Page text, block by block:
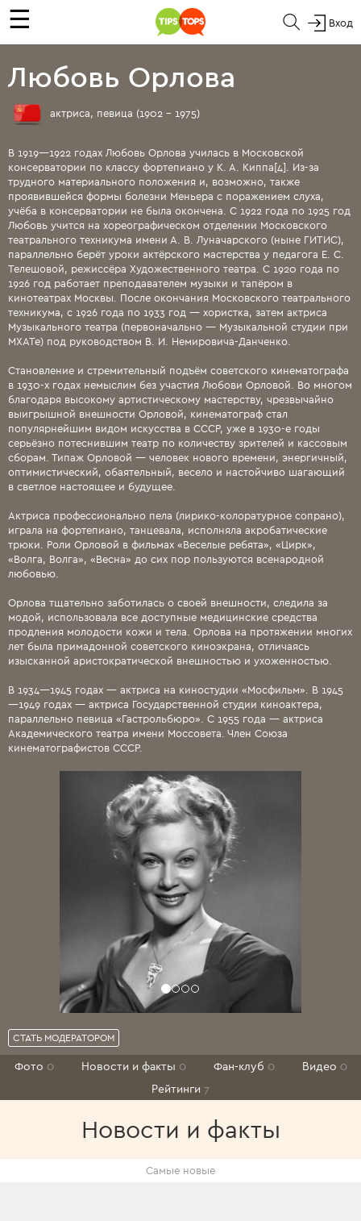
☰ Вход
Любовь Орлова
актриса, певица (1902 - 1975)
В 1919—1922 годах Любовь Орлова училась в Московской
консерватории по классу фортепиано у К. А. Киппа[4]. Из-за
трудного материального положения и, возможно, также
проявившейся формы болезни Меньера с поражением слуха,
учёба в консерватории не была окончена. С 1922 года по 1925 год
Любовь учится на хореографическом отделении Московского
театрального техникума имени А. В. Луначарского (ныне ГИТИС),
параллельно берёт уроки актёрского мастерства у педагога Е. С.
Телешовой, режиссёра Художественного театра. С 1920 года по
1926 год работает преподавателем музыки и тапёром в
кинотеатрах Москвы. После окончания Московского театрального
техникума, с 1926 года по 1933 год — хористка, затем актриса
Музыкального театра (первоначально — Музыкальной студии при
МХАТе) под руководством В. И. Немировича-Данченко.
Становление и стремительный подъём советского кинематографа
в 1930-х годах немыслим без участия Любови Орловой. Во многом
благодаря высокому артистическому мастерству, чрезвычайно
выигрышной внешности Орловой, кинематограф стал
популярнейшим видом искусства в СССР, уже в 1930-е годы
серьёзно потеснившим театр по количеству зрителей и кассовым
сборам. Типаж Орловой — человек нового времени, энергичный,
оптимистический, обаятельный, весело и настойчиво шагающий
в светлое настоящее и будущее.
Актриса профессионально пела (лирико-колоратурное сопрано),
играла на фортепиано, танцевала, исполняла акробатические
трюки. Роли Орловой в фильмах «Веселые ребята», «Цирк»,
«Волга, Волга», «Весна» до сих пор пользуются всенародной
любовью.
Орлова тщательно заботилась о своей внешности, следила за
модой, использовала все доступные медицинские средства
продления молодости кожи и тела. Орлова на протяжении многих
лет была примадонной советского киноэкрана, отличаясь
изысканной аристократической внешностью и ухоженностью.
В 1934—1945 годах — актриса на киностудии «Мосфильм». В 1945
—1949 годах — актриса Государственной студии киноактера,
параллельно певица «Гастрольбюро». С 1955 года — актриса
Академического театра имени Моссовета. Член Союза
кинематографистов СССР.
СТАТЬ МОДЕРАТОРОМ
Фото 0 Новости и факты 0 Фан-клуб 0 Видео 0
Рейтинги 7
Новости и факты
Самые новые